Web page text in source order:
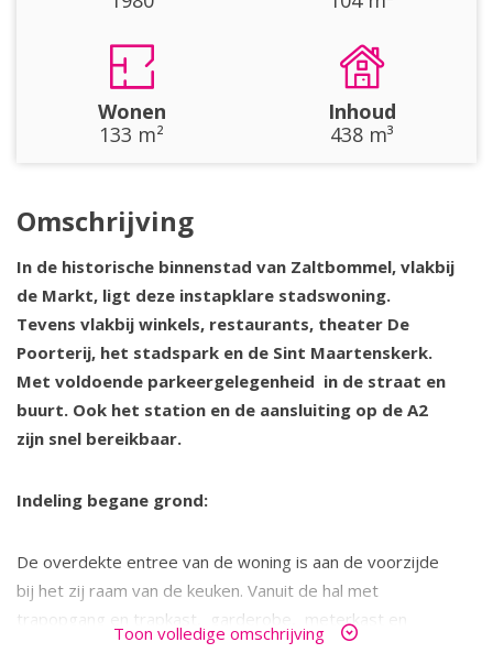
Wonen
133 m²
Inhoud
438 m³
Omschrijving
In de historische binnenstad van Zaltbommel, vlakbij
de Markt, ligt deze instapklare stadswoning.
Tevens vlakbij winkels, restaurants, theater De
Poorterij, het stadspark en de Sint Maartenskerk.
Met voldoende parkeergelegenheid in de straat en
buurt. Ook het station en de aansluiting op de A2
zijn snel bereikbaar.
Indeling begane grond:
De overdekte entree van de woning is aan de voorzijde
bij het zij raam van de keuken. Vanuit de hal met
trapopgang en trapkast, garderobe, meterkast en
modern toilet met fonteintje bereikt u de woonkamer en
Toon volledige omschrijving